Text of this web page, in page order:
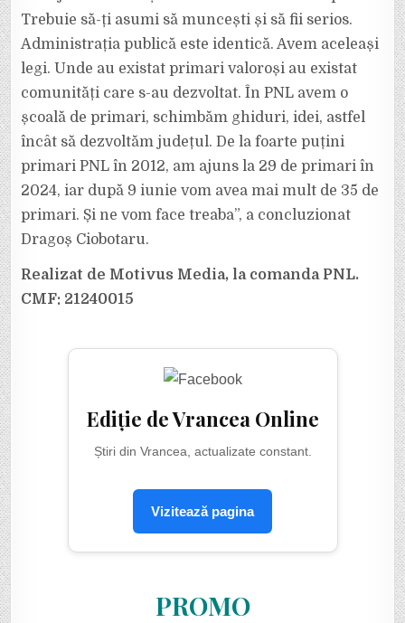
Trebuie să-ți asumi să muncești și să fii serios.
Administrația publică este identică. Avem aceleași
legi. Unde au existat primari valoroși au existat
comunități care s-au dezvoltat. În PNL avem o
școală de primari, schimbăm ghiduri, idei, astfel
încât să dezvoltăm județul. De la foarte puțini
primari PNL în 2012, am ajuns la 29 de primari în
2024, iar după 9 iunie vom avea mai mult de 35 de
primari. Și ne vom face treaba”, a concluzionat
Dragoș Ciobotaru.
Realizat de Motivus Media, la comanda PNL.
CMF: 21240015
Ediție de Vrancea Online
Știri din Vrancea, actualizate constant.
Vizitează pagina
PROMO